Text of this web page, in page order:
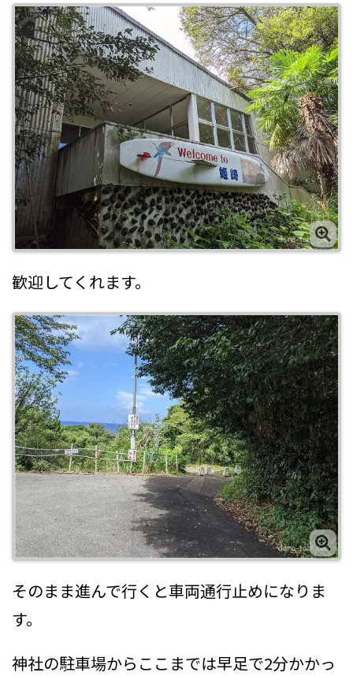
歓迎してくれます。
そのまま進んで行くと車両通行止めになりま
す。
神社の駐車場からここまでは早足で2分かかっ